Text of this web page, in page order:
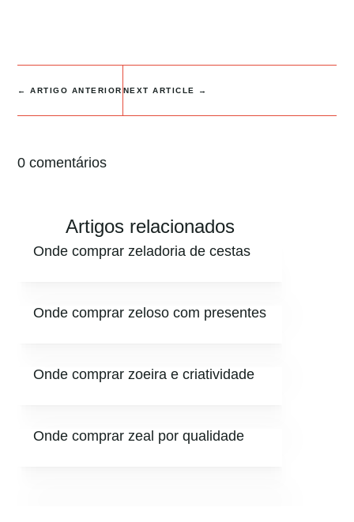
←ARTIGO ANTERIOR NEXT ARTICLE →
0 comentários
Artigos relacionados
Onde comprar zeladoria de cestas
Onde comprar zeloso com presentes
Onde comprar zoeira e criatividade
Onde comprar zeal por qualidade